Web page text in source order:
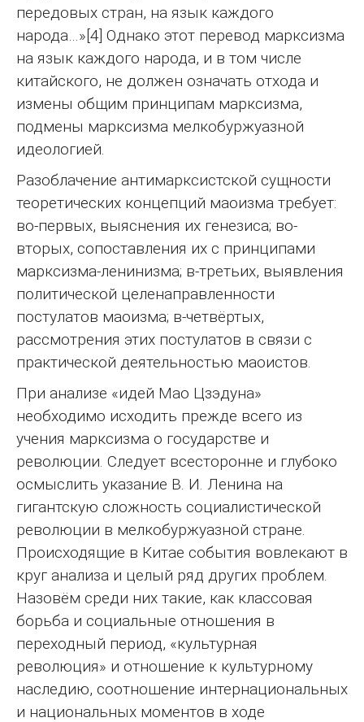
передовых стран, на язык каждого
народа…»[4] Однако этот перевод марксизма
на язык каждого народа, и в том числе
китайского, не должен означать отхода и
измены общим принципам марксизма,
подмены марксизма мелкобуржуазной
идеологией.
Разоблачение антимарксистской сущности
теоретических концепций маоизма требует:
во-первых, выяснения их генезиса; во-
вторых, сопоставления их с принципами
марксизма-ленинизма; в-третьих, выявления
политической целенаправленности
постулатов маоизма; в-четвёртых,
рассмотрения этих постулатов в связи с
практической деятельностью маоистов.
При анализе «идей Мао Цзэдуна»
необходимо исходить прежде всего из
учения марксизма о государстве и
революции. Следует всесторонне и глубоко
осмыслить указание В. И. Ленина на
гигантскую сложность социалистической
революции в мелкобуржуазной стране.
Происходящие в Китае события вовлекают в
круг анализа и целый ряд других проблем.
Назовём среди них такие, как классовая
борьба и социальные отношения в
переходный период, «культурная
революция» и отношение к культурному
наследию, соотношение интернациональных
и национальных моментов в ходе